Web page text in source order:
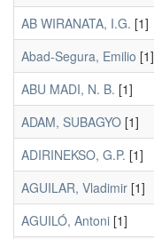
AB WIRANATA, I.G. [1]
Abad-Segura, Emilio [1]
ABU MADI, N. B. [1]
ADAM, SUBAGYO [1]
ADIRINEKSO, G.P. [1]
AGUILAR, Vladimir [1]
AGUILÓ, Antoni [1]